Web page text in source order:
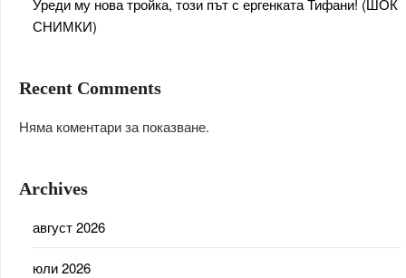
Уреди му нова тройка, този път с ергенката Тифани! (ШОК
СНИМКИ)
Recent Comments
Няма коментари за показване.
Archives
август 2026
юли 2026